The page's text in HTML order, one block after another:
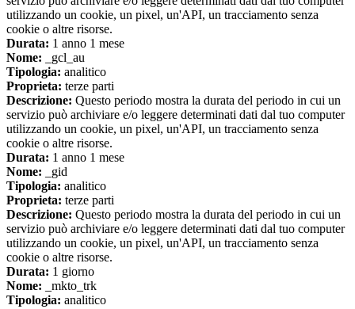
utilizzando un cookie, un pixel, un'API, un tracciamento senza
cookie o altre risorse.
Durata: 1 anno 1 mese
Nome: _gcl_au
Tipologia: analitico
Proprieta: terze parti
Descrizione: Questo periodo mostra la durata del periodo in cui un
servizio può archiviare e/o leggere determinati dati dal tuo computer
utilizzando un cookie, un pixel, un'API, un tracciamento senza
cookie o altre risorse.
Durata: 1 anno 1 mese
Nome: _gid
Tipologia: analitico
Proprieta: terze parti
Descrizione: Questo periodo mostra la durata del periodo in cui un
servizio può archiviare e/o leggere determinati dati dal tuo computer
utilizzando un cookie, un pixel, un'API, un tracciamento senza
cookie o altre risorse.
Durata: 1 giorno
Nome: _mkto_trk
Tipologia: analitico